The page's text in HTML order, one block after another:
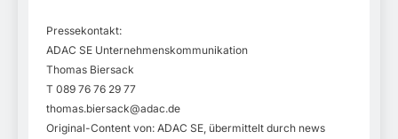
Pressekontakt:
ADAC SE Unternehmenskommunikation
Thomas Biersack
T 089 76 76 29 77
thomas.biersack@adac.de
Original-Content von: ADAC SE, übermittelt durch news